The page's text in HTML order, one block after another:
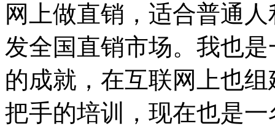
网上做直销，适合普通
发全国直销市场。我也
的成就，在互联网上也
把手的培训，现在也是